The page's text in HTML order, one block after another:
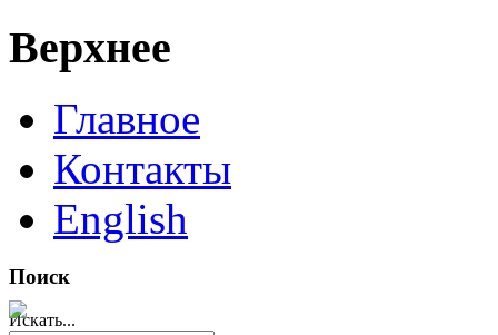
Верхнее
Главное
Контакты
English
Поиск
Искать...